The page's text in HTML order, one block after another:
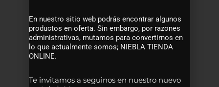
En nuestro sitio web podrás encontrar algunos
productos en oferta. Sin embargo, por razones
administrativas, mutamos para convertirnos en
lo que actualmente somos; NIEBLA TIENDA
ONLINE.
Te invitamos a seguinos en nuestro nuevo